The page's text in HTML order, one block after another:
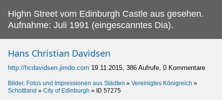
Highn Street vom Edinburgh Castle aus gesehen.
Aufnahme: Juli 1991 (eingescanntes Dia).
Hans Christian Davidsen
http://hcdavidsen.jimdo.com 19.11.2015, 386 Aufrufe, 0 Kommentare
Bilder, Fotos und Impressionen aus Städten » Vereinigtes Königreich »
Schottland » City of Edinburgh » ID 57275